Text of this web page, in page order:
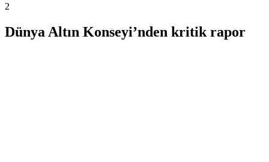
2
Dünya Altın Konseyi’nden kritik rapor